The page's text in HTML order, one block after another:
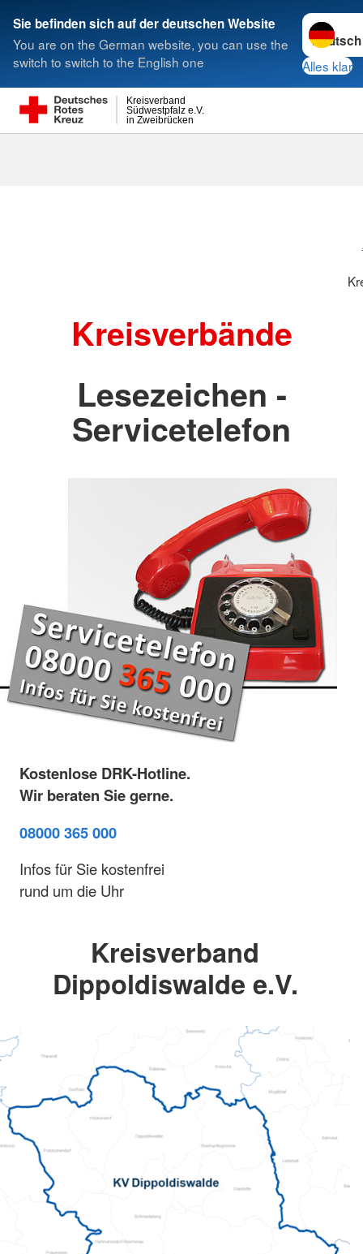
Sie befinden sich auf der deutschen Website
You are on the German website, you can use the
switch to switch to the English one
Sprache
Alles klar
in Zweibrücken
Südwestpfalz e.V.
Kreisverband
Suche
Kreisverbände
Lesezeichen -
Servicetelefon
Kostenlose DRK-Hotline.
Wir beraten Sie gerne.
08000 365 000
Infos für Sie kostenfrei
rund um die Uhr
Kreisverband
Dippoldiswalde e.V.